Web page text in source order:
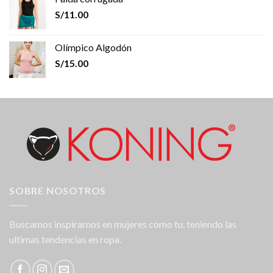
S/11.00
Olímpico Algodón
S/15.00
SOBRE NOSOTROS
Buscamos inspirarnos en mujeres como tu, teniendo las
ultimas tendencias en ropa.